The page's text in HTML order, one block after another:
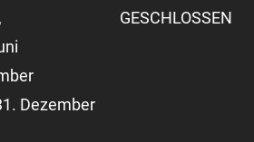
Dezember
GESCHLOSSEN